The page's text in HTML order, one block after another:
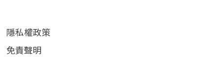
隱私權政策
免責聲明